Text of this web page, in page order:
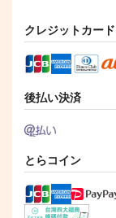
宿虎オメガバースパロ
OverSugarTaffy
629円（税込）
両面宿儺×虎杖悠仁
クレジットカード
後払い決済
とらコイン